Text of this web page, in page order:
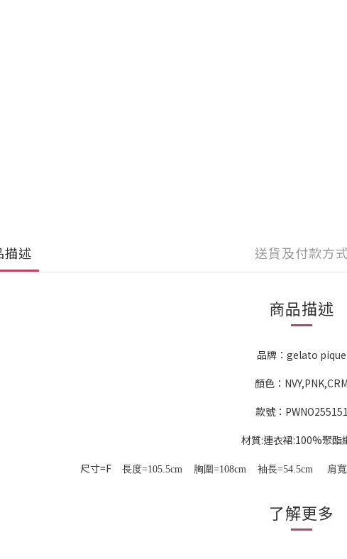
描述 送貨及付款方式
商品描述
品牌：gelato pique
顏色：NVY,PNK,CRM
款號：PWNO255151
材質:連衣裙:100%聚酯
尺寸=F
長度=105.5cm 胸圍=108cm 袖長=54.5cm 肩寬
了解更多